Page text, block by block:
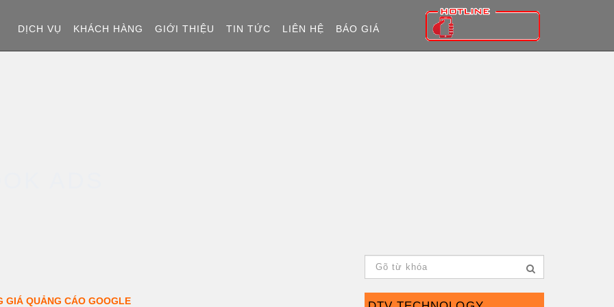
DỊCH VỤ KHÁCH HÀNG GIỚI THIỆU TIN TỨC LIÊN HỆ BÁO GIÁ
ADS
GIÁ QUẢNG CÁO GOOGLE